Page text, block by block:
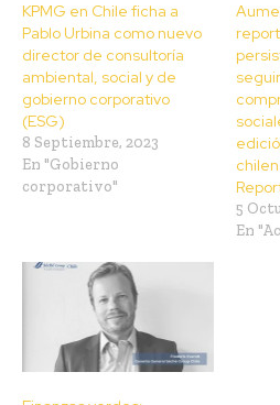
KPMG en Chile ficha a
Pablo Urbina como nuevo
director de consultoría
ambiental, social y de
gobierno corporativo
(ESG)
8 Septiembre, 2023
En "Gobierno
corporativo"
5
En